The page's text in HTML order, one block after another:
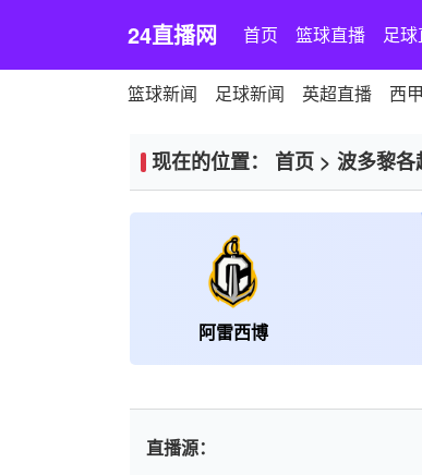
24直播网 首页 篮球直播 足
篮球新闻 足球新闻 英超直播 西
现在的位置： 首页 > 波多黎各
阿雷西博
直播源：